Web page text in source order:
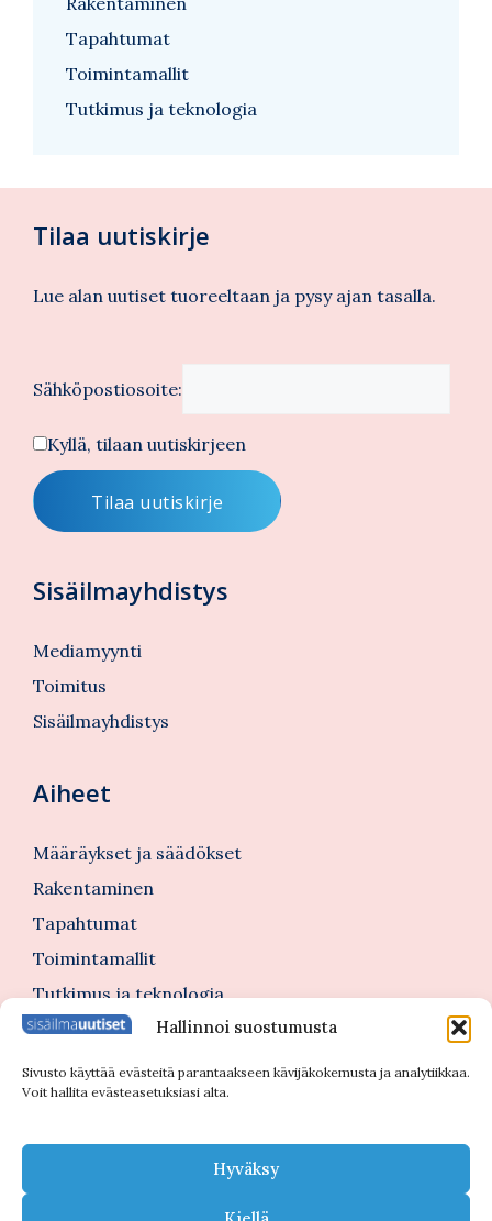
Hallinnoi suostumusta
Sivusto käyttää evästeitä parantaakseen kävijäkokemusta ja analytiikkaa.
Voit hallita evästeasetuksiasi alta.
Hyväksy
Tapahtumat
Toimintamallit
Tutkimus ja teknologia
Tilaa uutiskirje
Lue alan uutiset tuoreeltaan ja pysy ajan tasalla.
Sähköpostiosoite:
Kyllä, tilaan uutiskirjeen
Sisäilmayhdistys
Mediamyynti
Toimitus
Sisäilmayhdistys
Aiheet
Määräykset ja säädökset
Rakentaminen
Tapahtumat
Toimintamallit
Tutkimus ja teknologia
Tutustu myös